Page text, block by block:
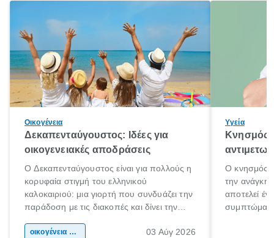
Οικογένεια
Δεκαπενταύγουστος: Ιδέες για
οικογενειακές αποδράσεις
Ο Δεκαπενταύγουστος είναι για πολλούς η
κορυφαία στιγμή του ελληνικού
καλοκαιριού: μια γιορτή που συνδυάζει την
παράδοση με τις διακοπές και δίνει την
χώρας. Είτε πρόκειται για λίγες μέρες
οικογένεια & παιδί 03 Αύγ 2026
Υγεία
Κνησμός:
Ο κνησμός
την ανάγκη
αποτελεί